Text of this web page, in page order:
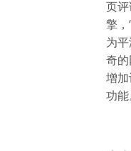
页评
擎
为
奇
增
功能